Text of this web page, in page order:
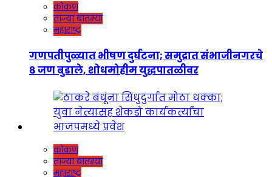
कोकण
ताज्या बातम्या
महाराष्ट्र
गणपतीपुळ्यात भीषण दुर्घटना; समुद्रात संभाजीनगरचे
८ जण बुडाले, शोधमोहीम युद्धपातळीवर
कोकण
ताज्या बातम्या
महाराष्ट्र